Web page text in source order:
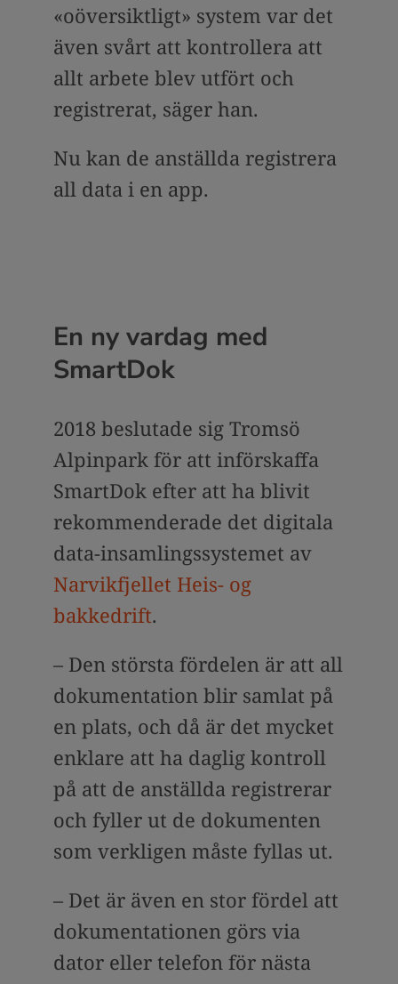
«oöversiktligt» system var det
även svårt att kontrollera att
allt arbete blev utfört och
registrerat, säger han.
Nu kan de anställda registrera
all data i en app.
En ny vardag med
SmartDok
2018 beslutade sig Tromsö
Alpinpark för att införskaffa
SmartDok efter att ha blivit
rekommenderade det digitala
data-insamlingssystemet av
Narvikfjellet Heis- og
bakkedrift.
– Den största fördelen är att all
dokumentation blir samlat på
en plats, och då är det mycket
enklare att ha daglig kontroll
på att de anställda registrerar
och fyller ut de dokumenten
som verkligen måste fyllas ut.
– Det är även en stor fördel att
dokumentationen görs via
dator eller telefon för nästa